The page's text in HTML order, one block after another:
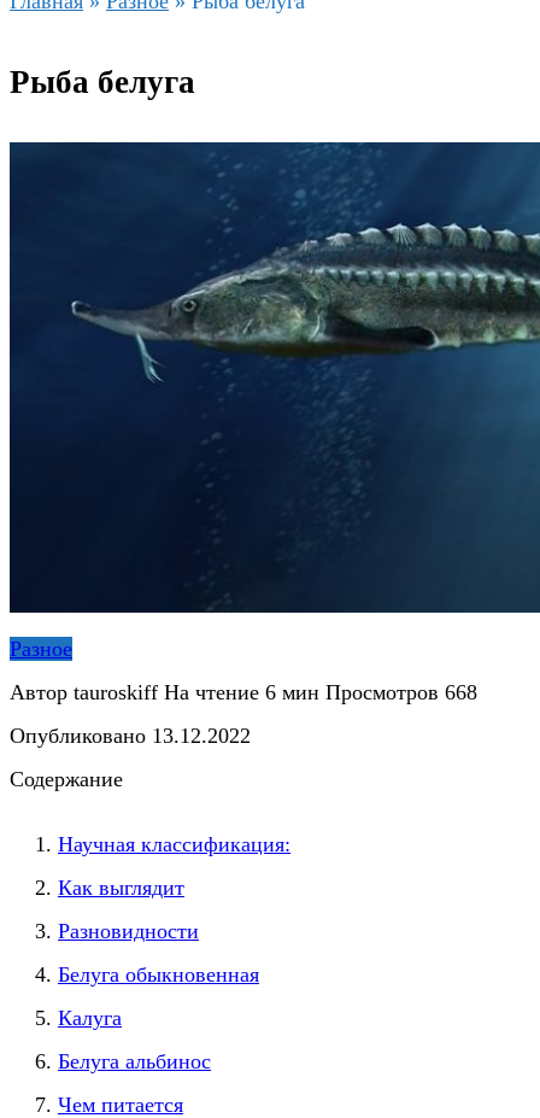
Рыба белуга
Разное
Автор tauroskiff На чтение 6 мин Просмотров 668
Опубликовано 13.12.2022
Содержание
Научная классификация:
Как выглядит
Разновидности
Белуга обыкновенная
Калуга
Белуга альбинос
Чем питается